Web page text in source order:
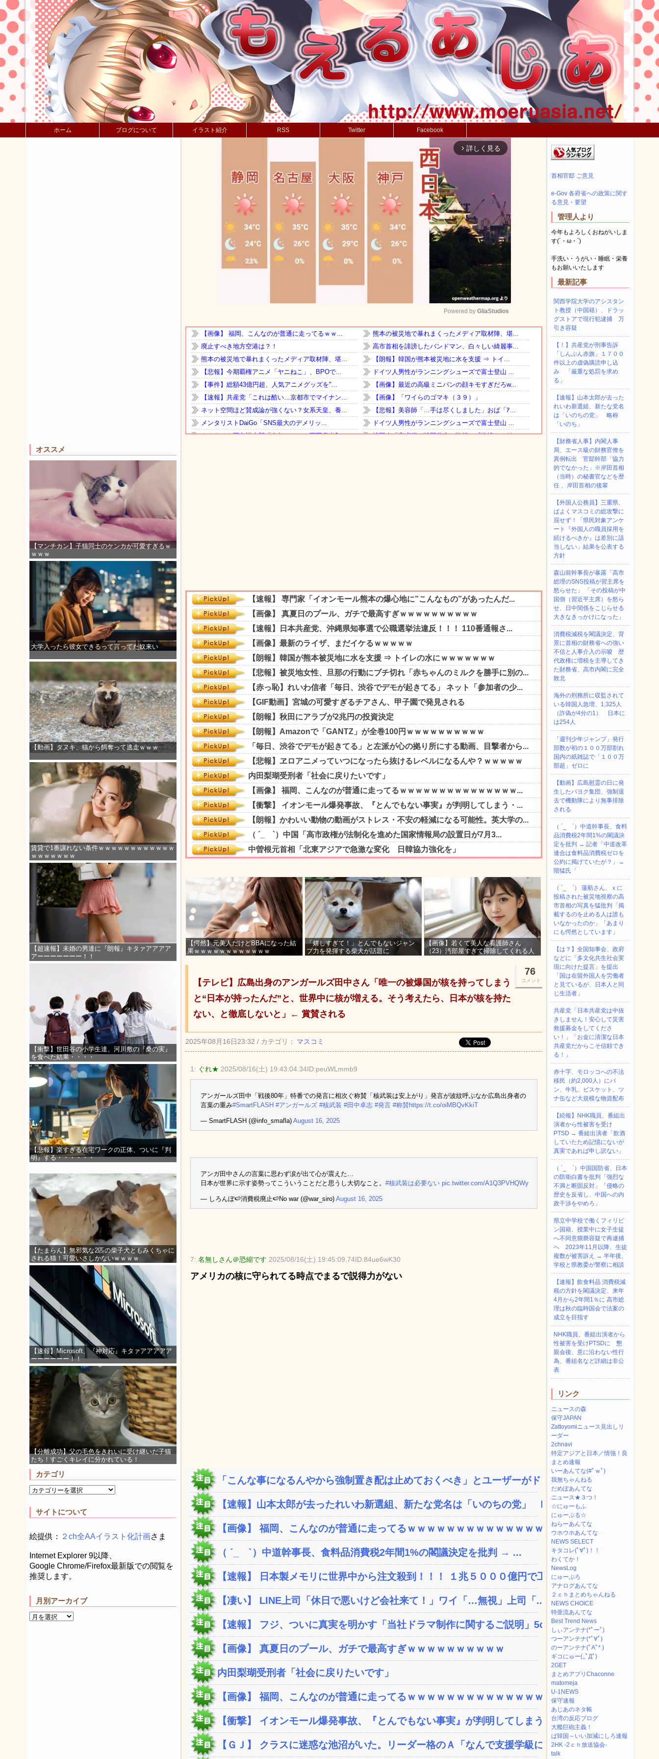
ホーム ブログについて イラスト紹介 RSS Twitter Facebook
オススメ
【マンチカン】子猫同士のケンカが可愛すぎるｗ
ｗｗｗ
大学入ったら彼女できるって言ってた奴来い
【動画】タヌキ、猫から餌奪って逃走ｗｗｗ
賃貸で1番譲れない条件ｗｗｗｗｗｗｗｗｗｗｗｗ
ｗｗｗｗｗｗｗ
【超速報】未婚の男達に『朗報』キタァアアアア
アーーーーーーー！！
【衝撃】世田谷の小学生達、河川敷の『桑の実』
を食べた結果・・・・
【悲報】楽すぎる在宅ワークの正体、ついに『判
明』する・・・・・・
【たまらん】無邪気な2匹の柴子犬ともみくちゃに
される猫！可愛いさしかないｗｗｗｗ
【速報】Microsoft、『神対応』キタァアアアアア
ーーーーーー！！
【分離成功】父の毛色をきれいに受け継いだ子猫
たち！すごくキレイに分かれている！
カテゴリ
サイトについて
絵提供： ２ch全AAイラスト化計画さま
Internet Explorer 9以降、
Google Chrome/Firefox最新版での閲覧を
推奨します。
月別アーカイブ
arrow_forward_ios 詳しく見る
Mute
Powered by GliaStudios
【愕然】元美人だけどBBAになった結
果ｗｗｗｗｗｗｗｗｗｗｗｗ
「嬉しすぎて！」とんでもないジャン
プ力を発揮する柴犬が話題に
【画像】若くて美人な看護師さん
（23）汚部屋すぎて掃除してくれる人
76
コメント
【テレビ】広島出身のアンガールズ田中さん「唯一の被爆国が核を持ってしまう
と“日本が持ったんだ”と、世界中に核が増える。そう考えたら、日本が核を持た
ない、と徹底しないと」← 賞賛される
2025年08月16日23:32 / カテゴリ： マスコミ
1: ぐれ★ 2025/08/16(土) 19:43:04.34ID:peuWLmmb9
アンガールズ田中「戦後80年」特番での発言に相次ぐ称賛「核武装は安上がり」発言が波紋呼ぶなか広島出身者の
言葉の重み#SmartFLASH #アンガールズ #核武装 #田中卓志 #発言 #称賛https://t.co/oiMBQvKkiT
— SmartFLASH (@info_smafla) August 16, 2025
アンガ田中さんの言葉に思わず涙が出て心が震えた…
日本が世界に示す姿勢ってこういうことだと思うし大切なこと。 #核武装は必要ない pic.twitter.com/A1Q3PVHQWy
— しろんぼ🍉消費税廃止🍉No war (@war_siro) August 16, 2025
7: 名無しさん＠恐縮です 2025/08/16(土) 19:45:09.74ID:84ue6wK30
アメリカの核に守られてる時点でまるで説得力がない
「こんな事になるんやから強制置き配は止めておくべき」とユーザーがドン引...
【速報】山本太郎が去ったれいわ新選組、新たな党名は「いのちの党」 略称...
【画像】 福岡、こんなのが普通に走ってるｗｗｗｗｗｗｗｗｗｗｗｗｗｗｗ...
（ ´_ゝ`）中道幹事長、食料品消費税2年間1%の閣議決定を批判 → ...
【速報】 日本製メモリに世界中から注文殺到！！！ １兆５０００億円で工...
【凄い】 LINE上司「休日で悪いけど会社来て！」ワイ「…無視」上司「...
【速報】 フジ、ついに真実を明かす「当社ドラマ制作に関するご説明」5c...
【画像】 真夏日のプール、ガチで最高すぎｗｗｗｗｗｗｗｗｗｗ
内田梨瑚受刑者「社会に戻りたいです」
【画像】 福岡、こんなのが普通に走ってるｗｗｗｗｗｗｗｗｗｗｗｗｗｗｗ...
【衝撃】 イオンモール爆発事故、『とんでもない事実』が判明してしまう・...
【ＧＪ】 クラスに迷惑な池沼がいた。リーダー格のＡ「なんで支援学級に入...
首相官邸 ご意見
e-Gov 各府省への政策に関す
る意見・要望
管理人より
今年もよろしくおねがいしま
す(´・ω・`)
手洗い・うがい・睡眠・栄養
もお願いいたします
最新記事
関西学院大学のアシスタン
ト教授（中国籍）、ドラッ
グストアで現行犯逮捕 万
引き容疑
【！】共産党が刑事告訴
「しんぶん赤旗」１７００
件以上の虚偽購読申し込
み 「厳重な処罰を求め
る」
【速報】山本太郎が去った
れいわ新選組、新たな党名
は「いのちの党」 略称
「いのち」
【財務省人事】内閣人事
局、エース級の財務官僚を
異例転出 官邸幹部「協力
的でなかった」※岸田首相
（当時）の秘書官などを歴
任 、岸田首相の後輩
【外国人公務員】三重県、
ぱよくマスコミの総攻撃に
屈せず！「県民対象アンケ
ート『外国人の職員採用を
続けるべきか』は差別に該
当しない」結果を公表する
方針
森山前幹事長が暴露「高市
総理のSNS投稿が習主席を
怒らせた」 「その投稿が中
国側（習近平主席）を怒ら
せ、日中関係をこじらせる
大きなきっかけになった」
消費税減税を閣議決定、背
景に首相の財務省への強い
不信と人事介入の示唆 歴
代政権に増税を主導してき
た財務省、高市内閣に完全
敗北
海外の刑務所に収監されて
いる韓国人急増、1,325人
（詐偽が4分の1） 日本に
は254人
「週刊少年ジャンプ」発行
部数が初の１００万部割れ
国内の紙雑誌で「１００万
部超」ゼロに
【動画】広島慰霊の日に発
生したパヨク集団、強制退
去で機動隊により無事排除
される
（ ´_ゝ`）中道幹事長、食料
品消費税2年間1%の閣議決
定を批判 → 記者「中道改革
連合は食料品消費税ゼロを
公約に掲げていたが？」→
階猛氏「
（ ´_ゝ`） 蓮舫さん、ｘに
投稿された被災地視察の高
市首相の写真を猛批判「掲
載するのを止める人は誰も
いなかったのか」「あまり
にも愕然としています」
【は？】全国知事会、政府
などに「多文化共生社会実
現に向けた提言」を提出
「国は在留外国人を労働者
と見ているが、日本人と同
じ生活者」
共産党「日本共産党は中抜
きしません！安心して災害
救援募金をしてくださ
い！」「お金に清潔な日本
共産党だからこそ信頼でき
る！」
赤十字、モロッコへの不法
移民（約2,000人）にパ
ン、牛乳、ビスケット、ツ
ナ缶など大規模な物資配布
【続報】NHK職員、番組出
演者から性被害を受け
PTSD → 番組出演者「飲酒
していたため記憶にないが
真実であれば申し訳ない」
（ ´_ゝ`）中国国防省、日本
の防衛白書を批判「強烈な
不満と断固反対」「侵略の
歴史を反省し、中国への内
政干渉をやめろ」
県立中学校で働くフィリピ
ン国籍、授業中に女子生徒
へ不同意猥褻容疑で再逮捕
へ 2023年11月以降、生徒
複数が被害訴え → 半年後、
学校と県教委が警察に相談
【速報】飲食料品 消費税減
税の方針を閣議決定、来年
4月から2年間1％に 高市総
理は秋の臨時国会で法案の
成立を目指す
NHK職員、番組出演者から
性被害を受けPTSDに 懇
親会後、意に沿わない性行
為、番組名など詳細は非公
表
リンク
ニュースの森
保守JAPAN
Zattoyomiニュース見出しリ
ーダー
2chnavi
特定アジアと日本／情強！良
まとめ速報
いーあんてな(#ﾟｗﾟ)
我無ちゃんねる
だめぽあんてな
ニュース★３つ！
☆にゅーもふ
にゅーぷる☆
ねらーあんてな
ウホウホあんてな
NEWS SELECT
キタコレ(ﾟ∀ﾟ)！！
わくてか！
NewsLog
にゅーぷろ
アナログあんてな
２ｃｈまとめちゃんねる
NEWS CHOICE
特亜流あんてな
Best Trend News
しぃアンテナ(*ﾟーﾟ)
つーアンテナ(*ﾟ∀ﾟ)
のーアンテナ(ﾟAﾟ* )
ギコにゅー(,,ﾟДﾟ)
2GET
まとめアプリChaconne
matomeja
U-1NEWS
保守速報
あじあのネタ帳
台湾の反応ブログ
大艦巨砲主義！
ば韓国～いい加減にしろ速報
2HK -2ｃｈ放送協会-
talk